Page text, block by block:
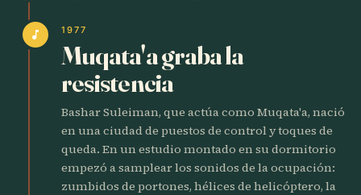
music_note 1977
Muqata'a graba la
resistencia
Bashar Suleiman, que actúa como Muqata'a, nació
en una ciudad de puestos de control y toques de
queda. En un estudio montado en su dormitorio
empezó a samplear los sonidos de la ocupación:
zumbidos de portones, hélices de helicóptero, la